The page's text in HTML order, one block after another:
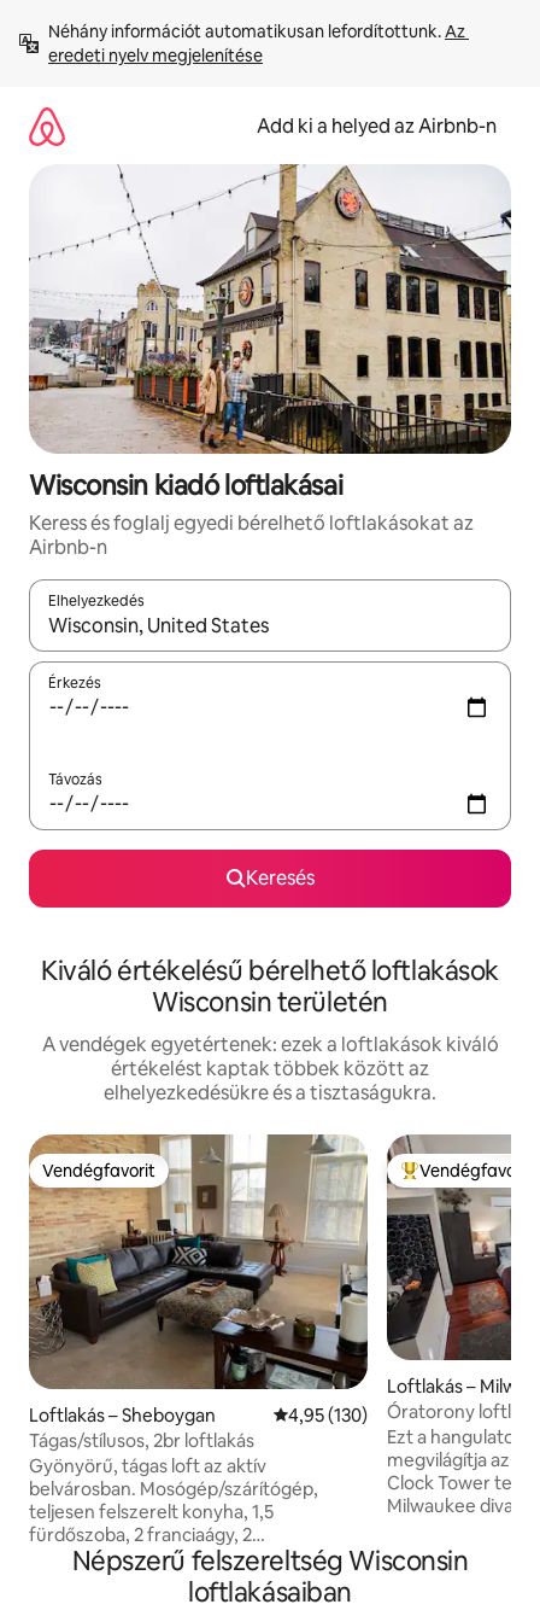
tartalomra
Néhány információt automatikusan lefordítottunk. Az
eredeti nyelv megjelenítése
Add ki a helyed az Airbnb-n
Wisconsin kiadó loftlakásai
Keress és foglalj egyedi bérelhető loftlakásokat az
Airbnb-n
Elhelyezkedés
Az eredmények között a felfelé és a lefelé nyíllal
Érkezés
Távozás
Keresés
Kiváló értékelésű bérelhető loftlakások
Wisconsin területén
A vendégek egyetértenek: ezek a loftlakások kiváló
értékelést kaptak többek között az
elhelyezkedésükre és a tisztaságukra.
Vendégfavorit
Vendégfavorit
Loftlakás – Sheboygan Átlagos értékelés: 5/4,95, 130
4,95 (130)
Tágas/stílusos, 2br loftlakás
Gyönyörű, tágas loft az aktív
belvárosban. Mosógép/szárítógép,
teljesen felszerelt konyha, 1,5
fürdőszoba, 2 franciaágy, 2
kétszemélyes ágy, hely a
családnak/barátoknak. Alapvető otthoni
felszereléssel ellátva. 3 Smart TV,
Kiemelt
Vendégfavorit
Loftlakás –
Óratorony
közelében
Ezt a hangulatos,
megvilágítja az
Clock Tower
Milwaukee
Pihenj az
nyíló kilátást,
Népszerű felszereltség Wisconsin
loftlakásaiban